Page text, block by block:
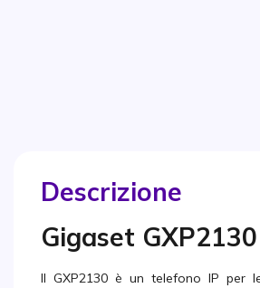
Descrizione
Gigaset GXP2130
Il GXP2130 è un telefono IP per